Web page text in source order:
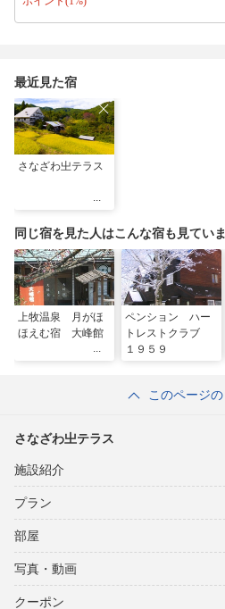
最近見た宿
さなざわ㞢テラス
同じ宿を見た人はこんな宿も見てい
上牧温泉 月がほ
ほえむ宿 大峰館
ペンション ハー
トレストクラブ
１９５９
このページ
さなざわ㞢テラス
施設紹介
プラン
部屋
写真・動画
クーポン